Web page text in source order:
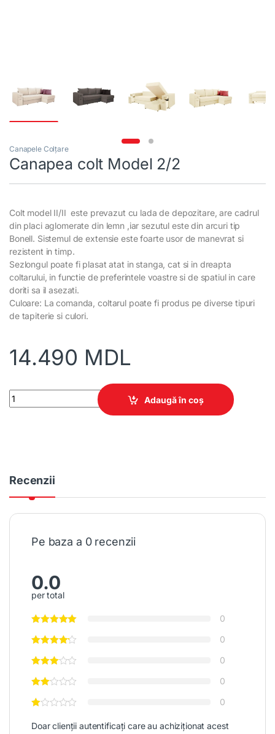
Canapele Colțare
Canapea colt Model 2/2
Colt model II/II este prevazut cu lada de depozitare, are cadrul
din placi aglomerate din lemn ,iar sezutul este din arcuri tip
Bonell. Sistemul de extensie este foarte usor de manevrat si
rezistent in timp.
Sezlongul poate fi plasat atat in stanga, cat si in dreapta
coltarului, in functie de preferintele voastre si de spatiul in care
doriti sa il asezati.
Culoare: La comanda, coltarul poate fi produs pe diverse tipuri
de tapiterie si culori.
14.490 MDL
Canapea colt Model 2/2 quantity
Adaugă în coș
Recenzii
Pe baza a 0 recenzii
0.0
per total
0
0
0
0
0
Doar clienții autentificați care au achiziționat acest